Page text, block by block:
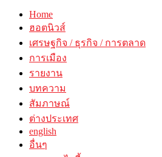
Home
ฮอตนิวส์
เศรษฐกิจ / ธุรกิจ / การตลาด
การเมือง
รายงาน
บทความ
สัมภาษณ์
ต่างประเทศ
english
อื่นๆ